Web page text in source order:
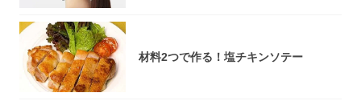
材料2つで作る！塩チキンソテー